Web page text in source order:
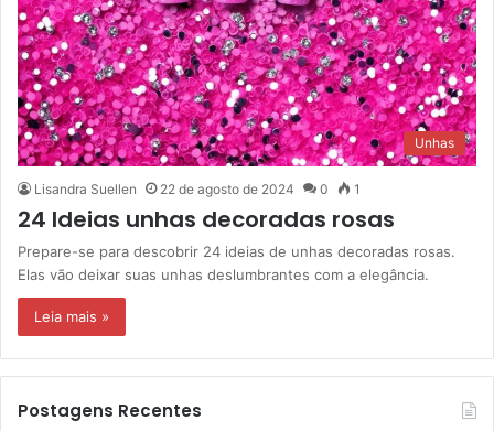
Unhas
Lisandra Suellen 22 de agosto de 2024 0 1
24 Ideias unhas decoradas rosas
Prepare-se para descobrir 24 ideias de unhas decoradas rosas.
Elas vão deixar suas unhas deslumbrantes com a elegância.
Leia mais »
Postagens Recentes